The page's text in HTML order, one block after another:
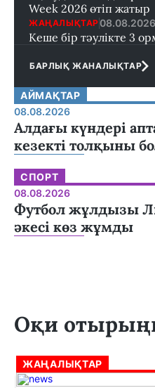
Week 2026 өтіп жатыр
ЖАҢАЛЫҚТАР 08.08.2026
Кеше бір тәулікте 3
БАРЛЫҚ ЖАНАЛЫҚТАР
АЙМАҚТАР
08.08.2026
Алдағы күндері
кезекті толқыны
СПОРТ
08.08.2026
Футбол жұлдызы
әкесі көз жұмды
Оқи
ЖАҢАЛЫҚТАР